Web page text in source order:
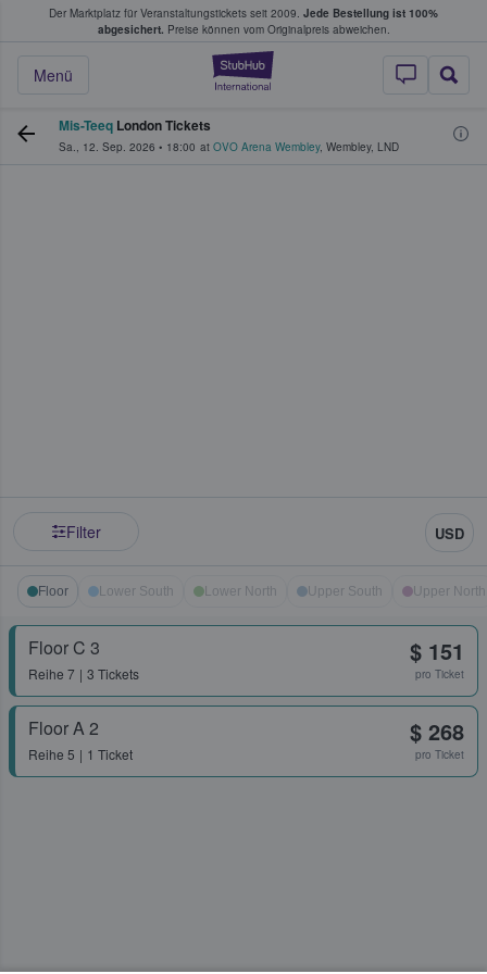
Der Marktplatz für Veranstaltungstickets seit 2009. Jede Bestellung ist 100%
abgesichert. Preise können vom Originalpreis abweichen.
StubHub - Wo
Menü
Tickets kaufen & verkaufen
Mis-Teeq London Tickets
Sa., 12. Sep. 2026 • 18:00 at OVO Arena Wembley, Wembley, LND
Filter USD
Floor Lower South Lower North Upper South Upper North
Floor C 3
Reihe 7 3 Tickets
$ 151
pro Ticket
Floor A 2
Reihe 5 1 Ticket
$ 268
pro Ticket